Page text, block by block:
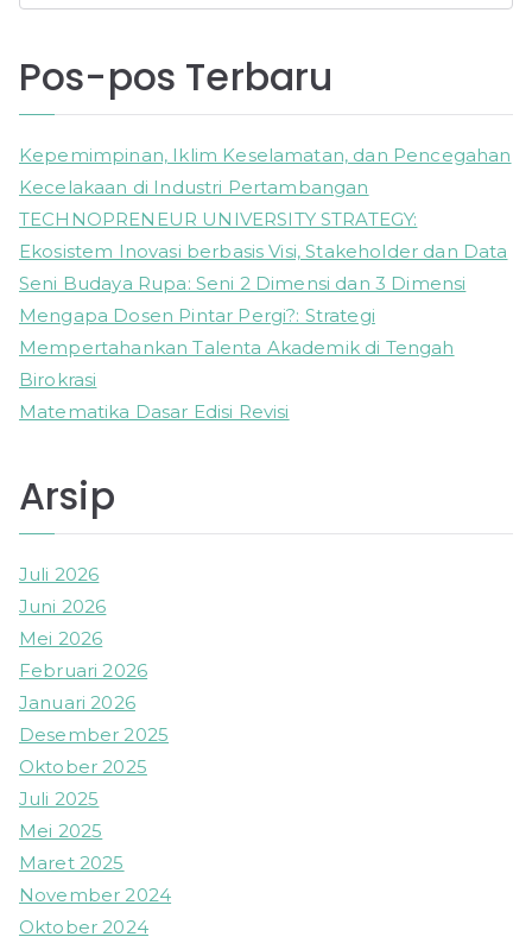
c
Pos-pos Terbaru
Kepemimpinan, Iklim Keselamatan, dan Pencegahan
Kecelakaan di Industri Pertambangan
TECHNOPRENEUR UNIVERSITY STRATEGY:
Ekosistem Inovasi berbasis Visi, Stakeholder dan Data
Seni Budaya Rupa: Seni 2 Dimensi dan 3 Dimensi
Mengapa Dosen Pintar Pergi?: Strategi
Mempertahankan Talenta Akademik di Tengah
Birokrasi
Matematika Dasar Edisi Revisi
Arsip
Juli 2026
Juni 2026
Mei 2026
Februari 2026
Januari 2026
Desember 2025
Oktober 2025
Juli 2025
Mei 2025
Maret 2025
November 2024
Oktober 2024